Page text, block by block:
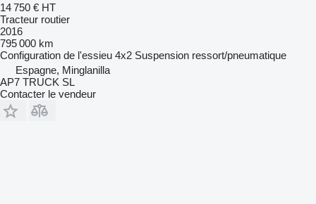
14 750 € HT
Tracteur routier
2016
795 000 km
Configuration de l'essieu 4x2 Suspension ressort/pneumatique
Espagne, Minglanilla
AP7 TRUCK SL
Contacter le vendeur